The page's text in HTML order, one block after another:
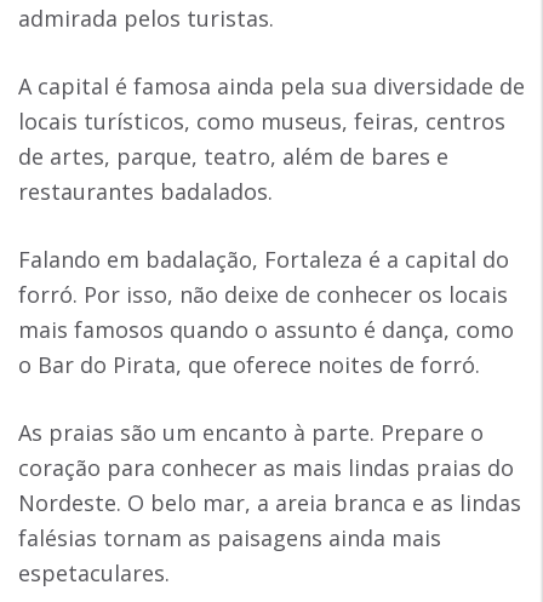
admirada pelos turistas.
A capital é famosa ainda pela sua diversidade de
locais turísticos, como museus, feiras, centros
de artes, parque, teatro, além de bares e
restaurantes badalados.
Falando em badalação, Fortaleza é a capital do
forró. Por isso, não deixe de conhecer os locais
mais famosos quando o assunto é dança, como
o Bar do Pirata, que oferece noites de forró.
As praias são um encanto à parte. Prepare o
coração para conhecer as mais lindas praias do
Nordeste. O belo mar, a areia branca e as lindas
falésias tornam as paisagens ainda mais
espetaculares.